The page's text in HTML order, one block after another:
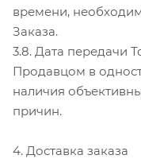
времени,
Заказа.
3.8. Дата передачи
Продавцом в
наличия
причин.
4. Доставка заказа